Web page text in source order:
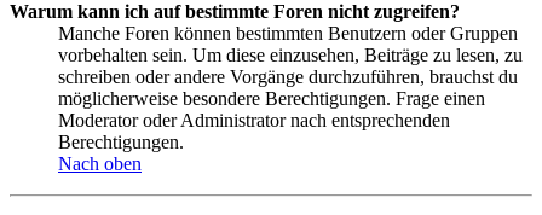
Warum kann ich auf bestimmte Foren nicht zugreifen?
Manche Foren können bestimmten Benutzern oder Gruppen
vorbehalten sein. Um diese einzusehen, Beiträge zu lesen, zu
schreiben oder andere Vorgänge durchzuführen, brauchst du
möglicherweise besondere Berechtigungen. Frage einen
Moderator oder Administrator nach entsprechenden
Berechtigungen.
Nach oben